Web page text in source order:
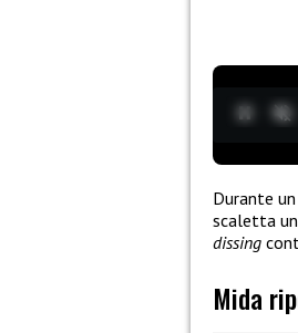
Durante
scaletta
dissing
Mida